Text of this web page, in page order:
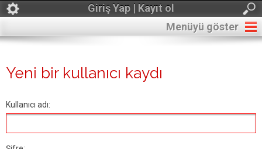
Giriş Yap | Kayıt ol
Menüyü göster
Yeni bir kullanıcı kaydı
Kullanıcı adı: